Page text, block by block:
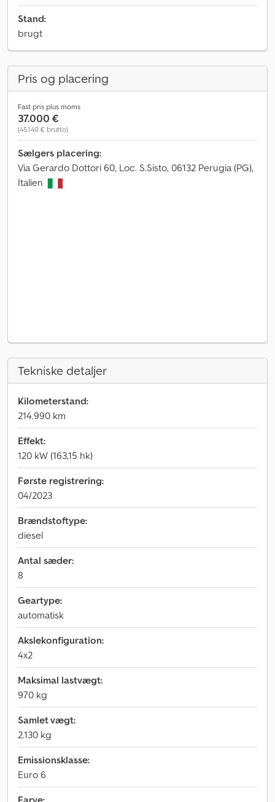
Stand:
brugt
Pris og placering
Fast pris plus moms
37.000 €
(45.140 € brutto)
Sælgers placering:
Via Gerardo Dottori 60, Loc. S.Sisto, 06132 Perugia (PG),
Italien
Tekniske detaljer
Kilometerstand:
214.990 km
Effekt:
120 kW (163,15 hk)
Første registrering:
04/2023
Brændstoftype:
diesel
Antal sæder:
8
Geartype:
automatisk
Akslekonfiguration:
4x2
Maksimal lastvægt:
970 kg
Samlet vægt:
2.130 kg
Emissionsklasse:
Euro 6
Farve: